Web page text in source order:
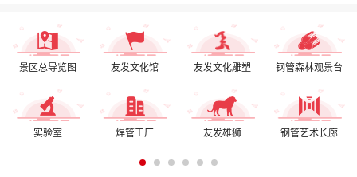
景区总导览图
实验室
友发文化馆
焊管工厂
友发文化雕塑
友发雄狮
钢管森林观景台
钢管艺术长廊